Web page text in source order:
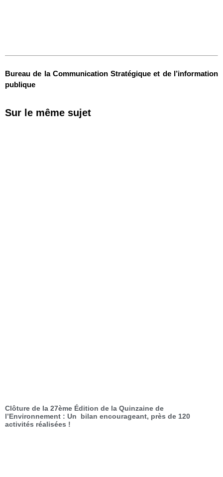
Bureau de la Communication Stratégique et de l’information
publique
Sur le même sujet
Clôture de la 27ème Édition de la Quinzaine de
l’Environnement : Un bilan encourageant, près de 120
activités réalisées !